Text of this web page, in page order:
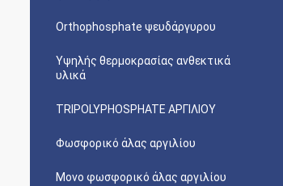
Orthophosphate ψευδάργυρου
Υψηλής θερμοκρασίας ανθεκτικά
υλικά
TRIPOLYPHOSPHATE ΑΡΓΙΛΙΟΥ
Φωσφορικό άλας αργιλίου
Μονο φωσφορικό άλας αργιλίου